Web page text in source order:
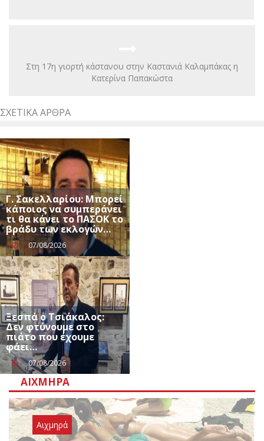
Στη 17η γιορτή κάστανου στην Καστανιά Καλαμπάκας η
Κατερίνα Παπακώστα
ΣΧΕΤΙΚΆ ΆΡΘΡΑ
Γ. Σακελλαρίου: Μπορεί
κάποιος να συμπεράνει
τι θα κάνει το ΠΑΣΟΚ το
βράδυ των εκλογών…
07/08/2026
Ξεσπά ο Τσιάκαλος:
Δεν φτύνουμε στο
πιάτο που έχουμε
φάει…
07/08/2026
ΑΙΧΜΗΡΆ
Αιχμηρά